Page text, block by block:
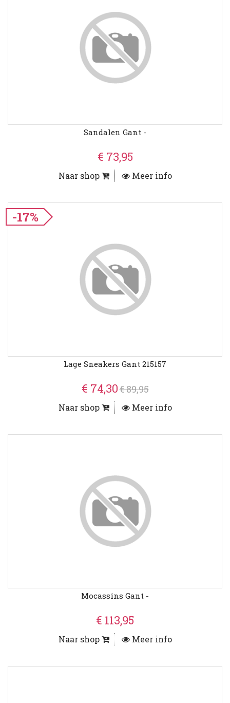
Sandalen Gant -
€ 73,95
Naar shop Meer info
-17%
Lage Sneakers Gant 215157
€ 74,30€ 89,95
Naar shop Meer info
Mocassins Gant -
€ 113,95
Naar shop Meer info